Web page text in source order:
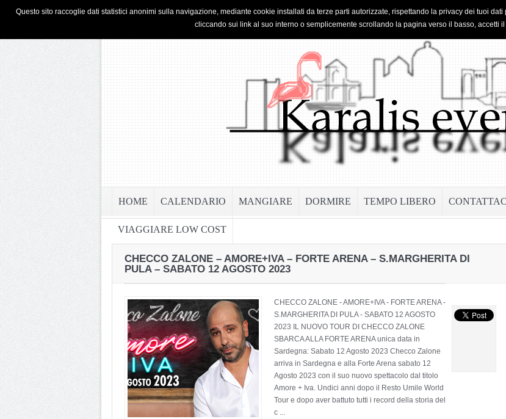
HOME PRIVACY & COOKIE POLICY
HOME CALENDARIO MANGIARE DORMIRE TEMPO LIBERO
VIAGGIARE LOW COST
CHECCO ZALONE – AMORE+IVA – FORTE ARENA – S.MARGHERITA DI
PULA – SABATO 12 AGOSTO 2023
CHECCO ZALONE - AMORE+IVA - FORTE ARENA -
S.MARGHERITA DI PULA - SABATO 12 AGOSTO
2023 IL NUOVO TOUR DI CHECCO ZALONE
SBARCA ALLA FORTE ARENA unica data in
Sardegna: Sabato 12 Agosto 2023 Checco Zalone
arriva in Sardegna e alla Forte Arena sabato 12
Agosto 2023 con il suo nuovo spettacolo dal titolo
Amore + Iva. Undici anni dopo il Resto Umile World
Tour e dopo aver battuto tutti i record della storia del
c ...
Questo sito raccoglie dati statistici anonimi sulla navigazione, mediante cookie installati da terze parti autorizzate, rispettando la privacy dei tuoi
cliccando sui link al suo interno o semplicemente scrollando la pagina verso il basso, accetti